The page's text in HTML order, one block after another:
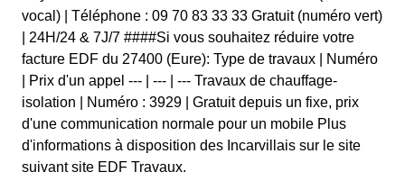
vocal) | Téléphone : 09 70 83 33 33 Gratuit (numéro vert)
| 24H/24 & 7J/7 ####Si vous souhaitez réduire votre
facture EDF du 27400 (Eure): Type de travaux | Numéro
| Prix d'un appel --- | --- | --- Travaux de chauffage-
isolation | Numéro : 3929 | Gratuit depuis un fixe, prix
d'une communication normale pour un mobile Plus
d'informations à disposition des Incarvillais sur le site
suivant site EDF Travaux.